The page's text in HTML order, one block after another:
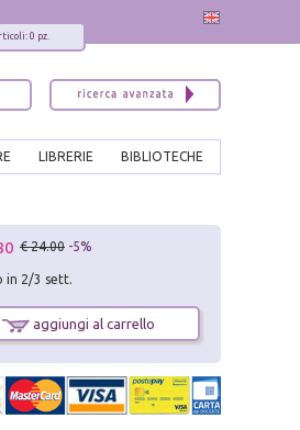
0 pz.
BIBLIOTECHE
LIBRERIE
€ 24.00 -5%
in 2/3 sett.
aggiungi al carrello
x
libri?
novità, potrai
desideri.